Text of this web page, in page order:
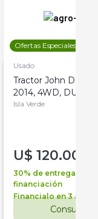
Ofertas Especiales
Usado
Tractor John Deere
2014, 4WD, DUAL
Isla Verde
U$ 120.000
30% de entrega +
financiación
Financialo en 3 años
Consultar